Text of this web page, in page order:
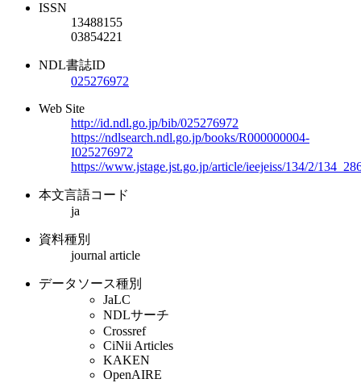
ISSN
13488155
03854221
NDL書誌ID
025276972
Web Site
http://id.ndl.go.jp/bib/025276972
https://ndlsearch.ndl.go.jp/books/R000000004-
I025276972
https://www.jstage.jst.go.jp/article/ieejeiss/134/2/
本文言語コード
ja
資料種別
journal article
データソース種別
JaLC
NDLサーチ
Crossref
CiNii Articles
KAKEN
OpenAIRE